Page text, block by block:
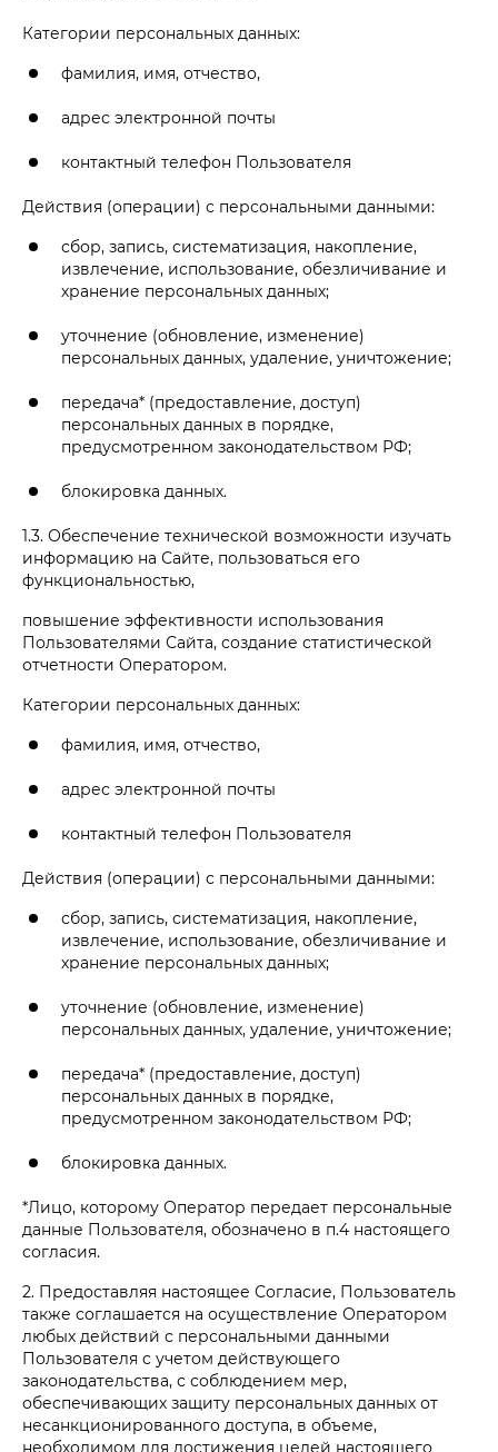
Категории персональных данных:
фамилия, имя, отчество,
адрес электронной почты
контактный телефон Пользователя
Действия (операции) с персональными данными:
сбор, запись, систематизация, накопление,
извлечение, использование, обезличивание и
хранение персональных данных;
уточнение (обновление, изменение)
персональных данных, удаление, уничтожение;
передача* (предоставление, доступ)
персональных данных в порядке,
предусмотренном законодательством РФ;
блокировка данных.
1.3. Обеспечение технической возможности изучать
информацию на Сайте, пользоваться его
функциональностью,
повышение эффективности использования
Пользователями Сайта, создание статистической
отчетности Оператором.
Категории персональных данных:
фамилия, имя, отчество,
адрес электронной почты
контактный телефон Пользователя
Действия (операции) с персональными данными:
сбор, запись, систематизация, накопление,
извлечение, использование, обезличивание и
хранение персональных данных;
уточнение (обновление, изменение)
персональных данных, удаление, уничтожение;
передача* (предоставление, доступ)
персональных данных в порядке,
предусмотренном законодательством РФ;
блокировка данных.
*Лицо, которому Оператор передает персональные
данные Пользователя, обозначено в п.4 настоящего
согласия.
2. Предоставляя настоящее Согласие, Пользователь
также соглашается на осуществление Оператором
любых действий с персональными данными
Пользователя с учетом действующего
законодательства, с соблюдением мер,
обеспечивающих защиту персональных данных от
несанкционированного доступа, в объеме,
необходимом для достижения целей настоящего